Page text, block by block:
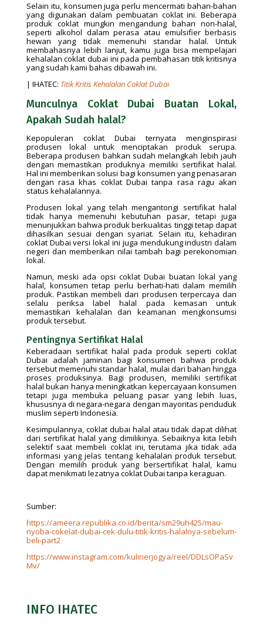
Selain itu, konsumen juga perlu mencermati bahan-bahan
yang digunakan dalam pembuatan coklat ini. Beberapa
produk coklat mungkin mengandung bahan non-halal,
seperti alkohol dalam perasa atau emulsifier berbasis
hewan yang tidak memenuhi standar halal. Untuk
membahasnya lebih lanjut, kamu juga bisa mempelajari
kehalalan coklat dubai ini pada pembahasan titik kritisnya
yang sudah kami bahas dibawah ini.
| IHATEC: Titik Kritis Kehalalan Coklat Dubai
Munculnya Coklat Dubai Buatan Lokal,
Apakah Sudah halal?
Kepopuleran coklat Dubai ternyata menginspirasi
produsen lokal untuk menciptakan produk serupa.
Beberapa produsen bahkan sudah melangkah lebih jauh
dengan memastikan produknya memiliki sertifikat halal.
Hal ini memberikan solusi bagi konsumen yang penasaran
dengan rasa khas coklat Dubai tanpa rasa ragu akan
status kehalalannya.
Produsen lokal yang telah mengantongi sertifikat halal
tidak hanya memenuhi kebutuhan pasar, tetapi juga
menunjukkan bahwa produk berkualitas tinggi tetap dapat
dihasilkan sesuai dengan syariat. Selain itu, kehadiran
coklat Dubai versi lokal ini juga mendukung industri dalam
negeri dan memberikan nilai tambah bagi perekonomian
lokal.
Namun, meski ada opsi coklat Dubai buatan lokal yang
halal, konsumen tetap perlu berhati-hati dalam memilih
produk. Pastikan membeli dari produsen terpercaya dan
selalu periksa label halal pada kemasan untuk
memastikan kehalalan dan keamanan mengkonsumsi
produk tersebut.
Pentingnya Sertifikat Halal
Keberadaan sertifikat halal pada produk seperti coklat
Dubai adalah jaminan bagi konsumen bahwa produk
tersebut memenuhi standar halal, mulai dari bahan hingga
proses produksinya. Bagi produsen, memiliki sertifikat
halal bukan hanya meningkatkan kepercayaan konsumen
tetapi juga membuka peluang pasar yang lebih luas,
khususnya di negara-negara dengan mayoritas penduduk
muslim seperti Indonesia.
Kesimpulannya, coklat dubai halal atau tidak dapat dilihat
dari sertifikat halal yang dimilikinya. Sebaiknya kita lebih
selektif saat membeli coklat ini, terutama jika tidak ada
informasi yang jelas tentang kehalalan produk tersebut.
Dengan memilih produk yang bersertifikat halal, kamu
dapat menikmati lezatnya coklat Dubai tanpa keraguan.
Sumber:
https://ameera.republika.co.id/berita/sm29uh425/mau-
nyoba-cokelat-dubai-cek-dulu-titik-kritis-halalnya-sebelum-
beli-part2
https://www.instagram.com/kulinerjogya/reel/DDLsOPaSv
Mv/
INFO IHATEC